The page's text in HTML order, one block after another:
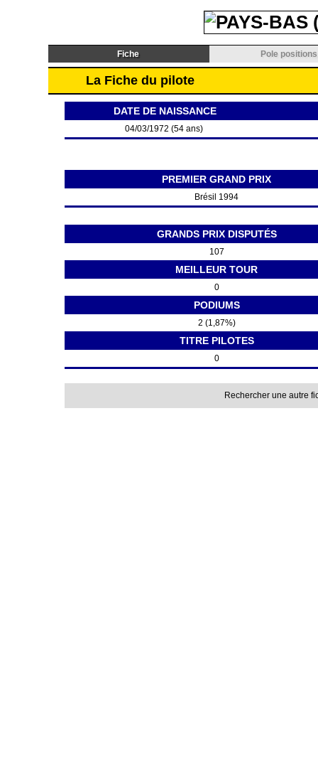
Fiche Pole positions
La Fiche du pilote
DATE DE NAISSANCE
04/03/1972 (54 ans)
PREMIER GRAND PRIX
Brésil 1994
GRANDS PRIX DISPUTÉS
107
MEILLEUR TOUR
0
PODIUMS
2 (1,87%)
TITRE PILOTES
0
Rechercher une autre